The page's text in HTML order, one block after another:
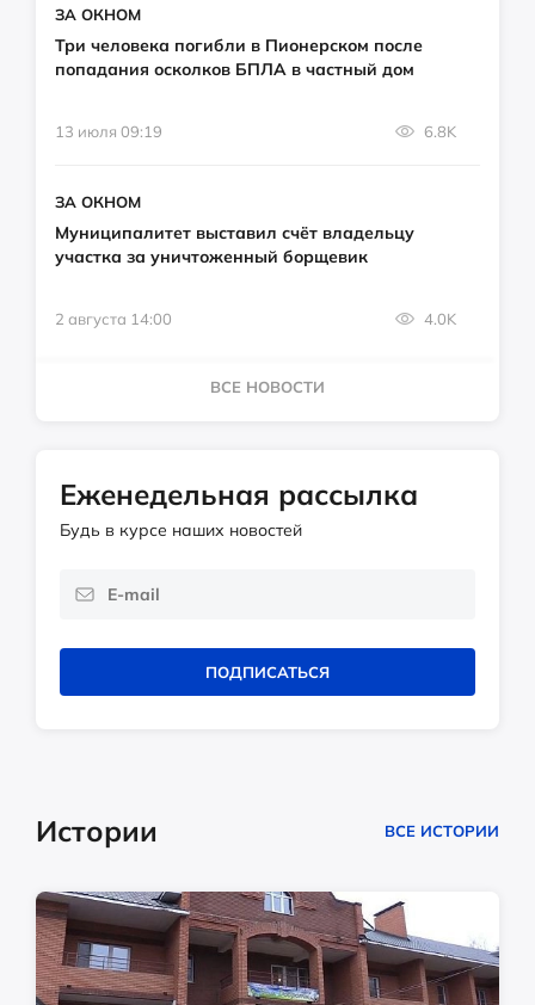
ЗА ОКНОМ
Три человека погибли в Пионерском после
попадания осколков БПЛА в частный дом
13 июля 09:19 6.8K
ЗА ОКНОМ
Муниципалитет выставил счёт владельцу
участка за уничтоженный борщевик
2 августа 14:00 4.0K
ВСЕ НОВОСТИ
Еженедельная рассылка
Будь в курсе наших новостей
ПОДПИСАТЬСЯ
Истории ВСЕ ИСТОРИИ